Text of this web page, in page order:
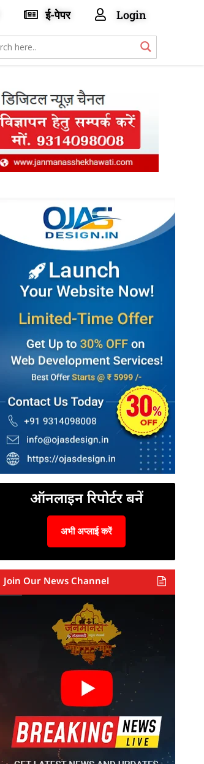
ई-पेपर Login
ऑनलाइन रिपोर्टर बनें
अभी अप्लाई करें
Join Our News Channel